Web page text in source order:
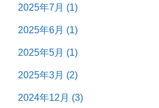
2025年7月 (1)
2025年6月 (1)
2025年5月 (1)
2025年3月 (2)
2024年12月 (3)